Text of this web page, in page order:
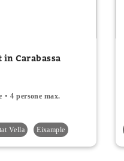
Carabassa
4 persone max.
Vella Eixample